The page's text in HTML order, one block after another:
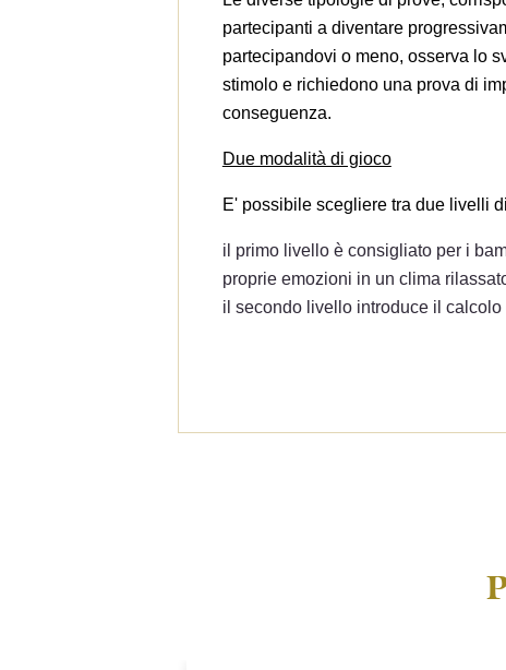
partecipanti a diventare
partecipandovi o meno, osserva lo
stimolo e richiedono una prova di
conseguenza.
Due modalità di gioco
E' possibile scegliere tra due livelli
il primo livello è consigliato per i
proprie emozioni in un clima
il secondo livello introduce il